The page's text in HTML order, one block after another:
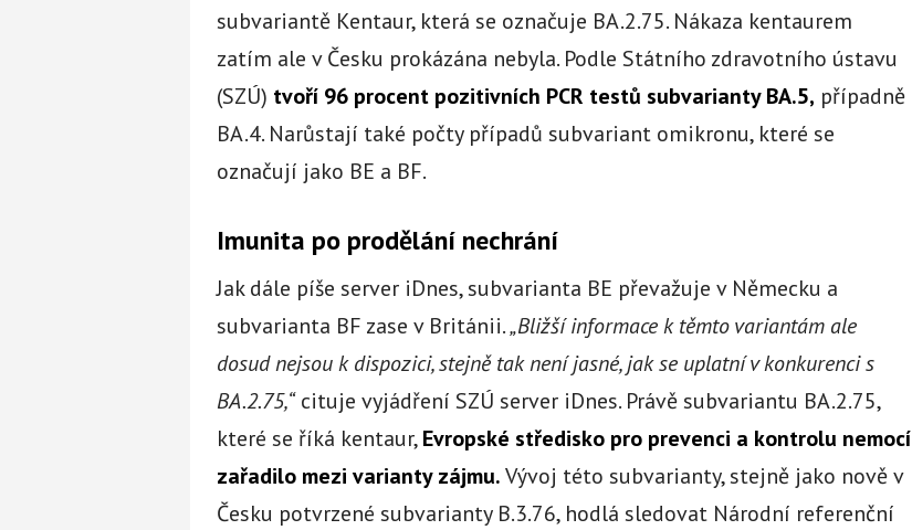
subvariantě Kentaur, která se označuje BA.2.75. Nákaza kentaurem
zatím ale v Česku prokázána nebyla. Podle Státního zdravotního ústavu
(SZÚ) tvoří 96 procent pozitivních PCR testů subvarianty BA.5, případně
BA.4. Narůstají také počty případů subvariant omikronu, které se
označují jako BE a BF.
Imunita po prodělání nechrání
Jak dále píše server iDnes, subvarianta BE převažuje v Německu a
subvarianta BF zase v Británii.„Bližší informace k těmto variantám ale
dosud nejsou k dispozici, stejně tak není jasné, jak se uplatní v konkurenci s
BA.2.75,“cituje vyjádření SZÚ server iDnes. Právě subvariantu BA.2.75,
které se říká kentaur,Evropské středisko pro prevenci a kontrolu nemocí
zařadilo mezi varianty zájmu.Vývoj této subvarianty, stejně jako nově v
Česku potvrzené subvarianty B.3.76, hodlá sledovat Národní referenční